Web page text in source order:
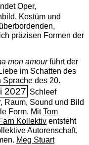
Oper,
Kostüm und
präzisen Formen der
mon amourführt der
im Schatten des
Sprache des 20.
2027 Schleef
Raum, Sound und Bild
Form. MitTom
Kollektiventsteht
Autorenschaft,
Meg Stuart